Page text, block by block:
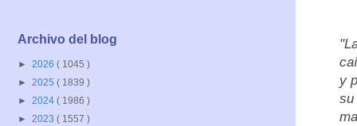
y
su
Archivo del blog
► 2026 ( 1045 )
► 2025 ( 1839 )
► 2024 ( 1986 )
► 2023 ( 1557 )